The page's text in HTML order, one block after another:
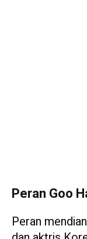
Peran Goo
Peran